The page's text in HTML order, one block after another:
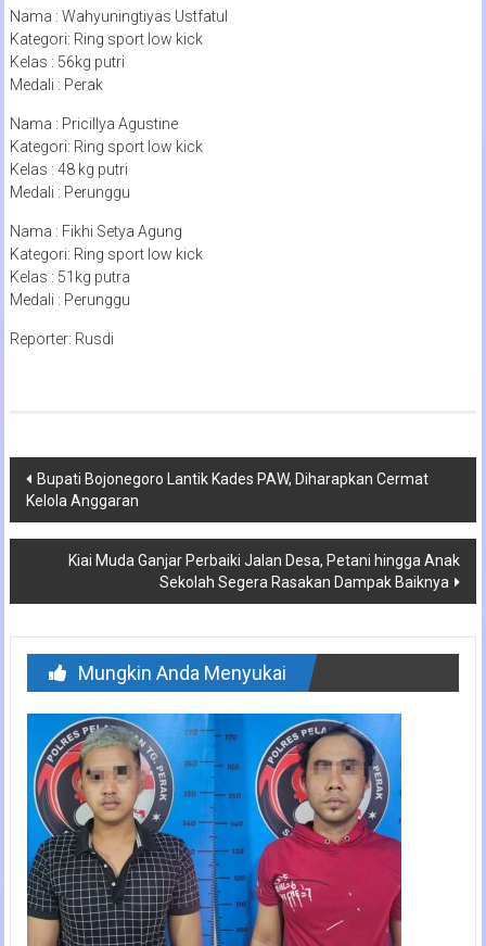
Nama : Wahyuningtiyas Ustfatul
Kategori: Ring sport low kick
Kelas : 56kg putri
Medali : Perak
Nama : Pricillya Agustine
Kategori: Ring sport low kick
Kelas : 48 kg putri
Medali : Perunggu
Nama : Fikhi Setya Agung
Kategori: Ring sport low kick
Kelas : 51kg putra
Medali : Perunggu
Reporter: Rusdi
Navigasi
pos
Bupati Bojonegoro Lantik Kades PAW, Diharapkan Cermat
Kelola Anggaran
Kiai Muda Ganjar Perbaiki Jalan Desa, Petani hingga Anak
Sekolah Segera Rasakan Dampak Baiknya
Mungkin Anda Menyukai